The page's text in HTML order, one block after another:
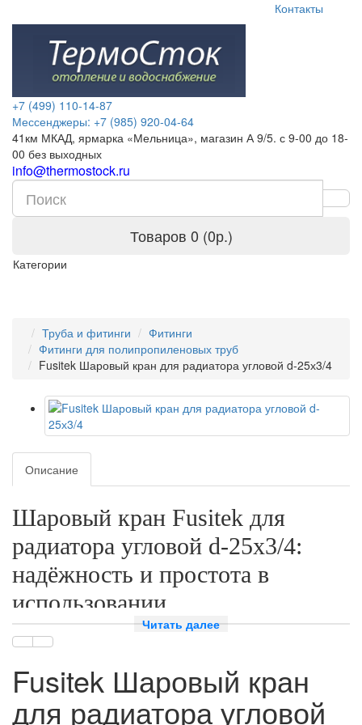
Контакты
+7 (499) 110-14-87
Мессенджеры: +7 (985) 920-04-64
41км МКАД, ярмарка «Мельница», магазин А 9/5. с 9-00 до 18-
00 без выходных
info@thermostock.ru
Товаров 0 (0р.)
Категории
Труба и фитинги
Фитинги
Фитинги для полипропиленовых труб
Fusitek Шаровый кран для радиатора угловой d-25х3/4
Описание
Шаровый кран Fusitek для
радиатора угловой d-25х3/4:
надёжность и простота в
использовании
Почему стоит выбрать шаровый кран
Fusitek?
Fusitek — это известный бренд, который зарекомендовал себя на
рынке как производитель качественных и надёжных изделий для
Читать далее
Fusitek Шаровый кран
для радиатора угловой